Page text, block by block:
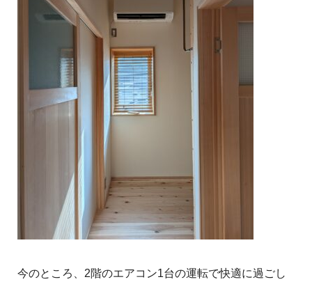
今のところ、2階のエアコン1台の運転で快適に過ごし